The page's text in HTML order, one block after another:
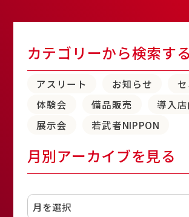
カテゴリーから検索する
アスリート お知らせ
体験会
備品販売
導入
展示会
若武者NIPPON
月別アーカイブを見る